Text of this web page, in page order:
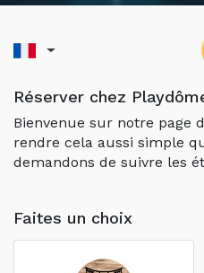
Réserver chez
Bienvenue sur notre page
rendre cela aussi simple
demandons de suivre les
Faites un choix